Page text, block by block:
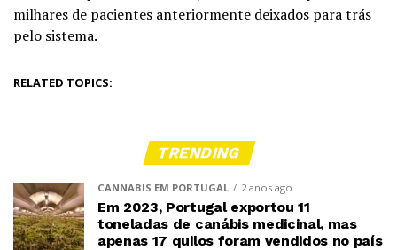
milhares de pacientes anteriormente deixados para trás
pelo sistema.
RELATED TOPICS:
TRENDING
CANNABIS EM PORTUGAL 2 anos ago
Em 2023, Portugal exportou 11
toneladas de canábis medicinal, mas
apenas 17 quilos foram vendidos no país